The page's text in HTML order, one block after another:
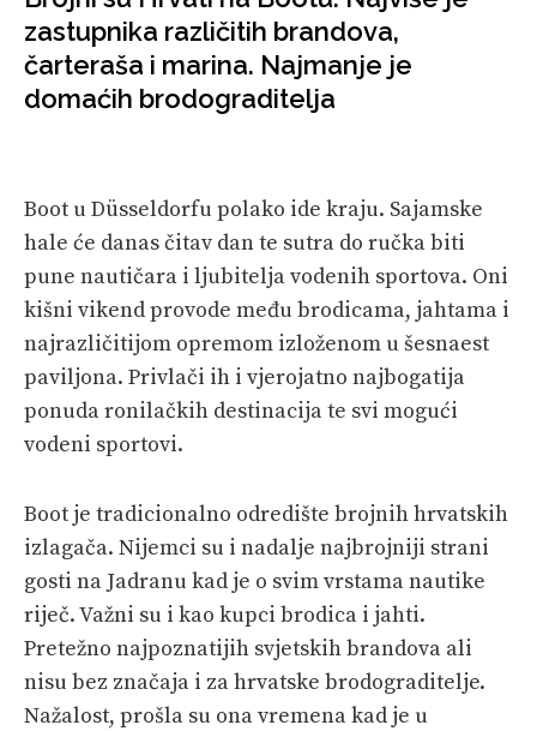
SPIZA
VELIKE PRIČE
SHOP
zastupnika različitih brandova,
čarteraša i marina. Najmanje je
domaćih brodograditelja
Boot u Düsseldorfu polako ide kraju. Sajamske
hale će danas čitav dan te sutra do ručka biti
pune nautičara i ljubitelja vodenih sportova. Oni
kišni vikend provode među brodicama, jahtama i
najrazličitijom opremom izloženom u šesnaest
paviljona. Privlači ih i vjerojatno najbogatija
ponuda ronilačkih destinacija te svi mogući
vodeni sportovi.
Boot je tradicionalno odredište brojnih hrvatskih
izlagača. Nijemci su i nadalje najbrojniji strani
gosti na Jadranu kad je o svim vrstama nautike
riječ. Važni su i kao kupci brodica i jahti.
Pretežno najpoznatijih svjetskih brandova ali
nisu bez značaja i za hrvatske brodograditelje.
Nažalost, prošla su ona vremena kad je u